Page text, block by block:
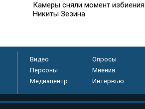
Камеры сняли момент избиения
Никиты Зезина
Видео Опросы
Персоны
Мнения
Медиацентр
Интервью